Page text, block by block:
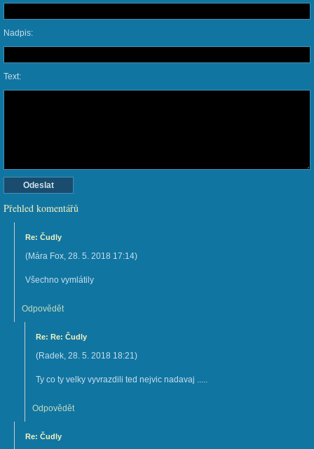
Nadpis:
Text:
Přehled komentářů
Re: Čudly
(Mára Fox, 28. 5. 2018 17:14)
Všechno vymlátily
Odpovědět
Re: Re: Čudly
(Radek, 28. 5. 2018 18:21)
Ty co ty velky vyvrazdili ted nejvic nadavaj .....
Odpovědět
Re: Čudly